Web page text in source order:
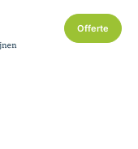
Offerte